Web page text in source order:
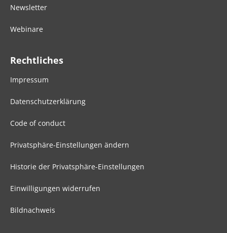
Newsletter
Webinare
Rechtliches
Impressum
Datenschutzerklärung
Code of conduct
Privatsphäre-Einstellungen ändern
Historie der Privatsphäre-Einstellungen
Einwilligungen widerrufen
Bildnachweis